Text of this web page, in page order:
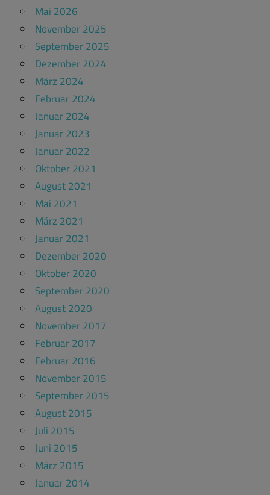
Mai 2026
November 2025
September 2025
Dezember 2024
März 2024
Februar 2024
Januar 2024
Januar 2023
Januar 2022
Oktober 2021
August 2021
Mai 2021
März 2021
Januar 2021
Dezember 2020
Oktober 2020
September 2020
August 2020
November 2017
Februar 2017
Februar 2016
November 2015
September 2015
August 2015
Juli 2015
Juni 2015
März 2015
Januar 2014